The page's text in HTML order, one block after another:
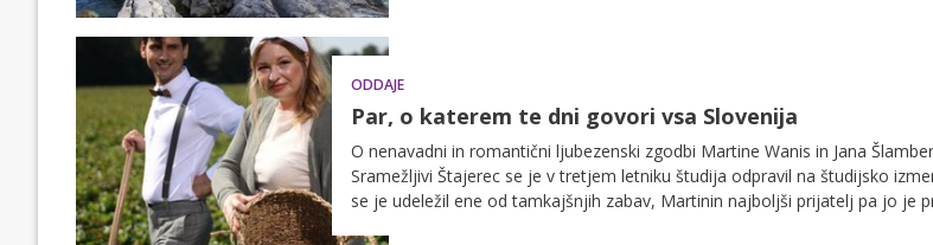
oditi na pot. Na vse predlagane izlete se boste namreč preprosto in hitro
tako ne le privarčevali, temveč čas med vožnjo tudi izkoristili za branje
svojimi otroki ali pa zgolj za sproščen pogovor s prijatelji.
ODDAJE
Par, o katerem te dni govori vsa Slovenija
O nenavadni in romantični ljubezenski zgodbi Martine Wanis in Jana
Sramežljivi Štajerec se je v tretjem letniku študija odpravil na študijsko
se je udeležil ene od tamkajšnjih zabav, Martinin najboljši prijatelj pa jo je